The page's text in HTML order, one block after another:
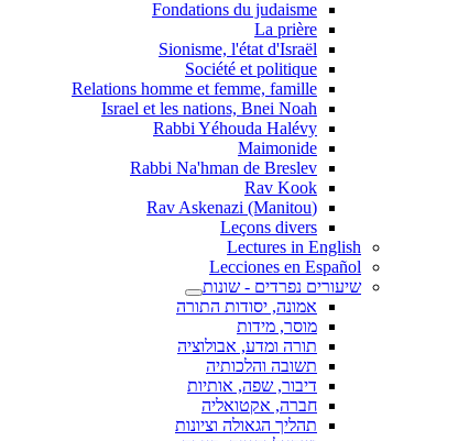
Fondations du judaisme
La prière
Sionisme, l'état d'Israël
Société et politique
Relations homme et femme, famille
Israel et les nations, Bnei Noah
Rabbi Yéhouda Halévy
Maimonide
Rabbi Na'hman de Breslev
Rav Kook
(Rav Askenazi (Manitou
Leçons divers
Lectures in English
Lecciones en Español
שיעורים נפרדים - שונות
אמונה, יסודות התורה
מוסר, מידות
תורה ומדע, אבולוציה
תשובה והלכותיה
דיבור, שפה, אותיות
חברה, אקטואליה
תהליך הגאולה וציונות